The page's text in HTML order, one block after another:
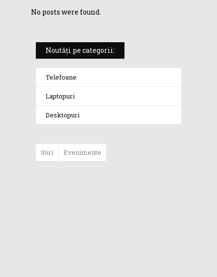
No posts were found.
Noutăți pe categorii:
Telefoane
Laptopuri
Desktopuri
Stiri Evenimente